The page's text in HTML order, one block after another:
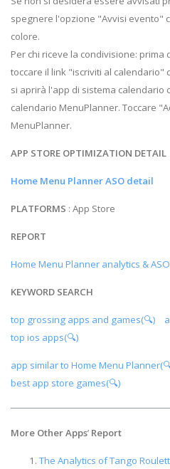
spegnere l'opzione "Avvisi evento"
colore.
Per chi riceve la condivisione:
toccare il link "iscriviti al calendario"
si aprirà l'app di sistema calendario
calendario MenuPlanner. Toccare
MenuPlanner.
APP STORE OPTIMIZATION DETAIL
Home Menu Planner ASO detail
PLATFORMS : App Store
REPORT
Home Menu Planner analytics &
KEYWORD SEARCH
top grossing apps and games(🔍)
top ios apps(🔍)
app similar to Home Menu
best app store games(🔍)
More Other Apps’ Report
The Analytics of Tango